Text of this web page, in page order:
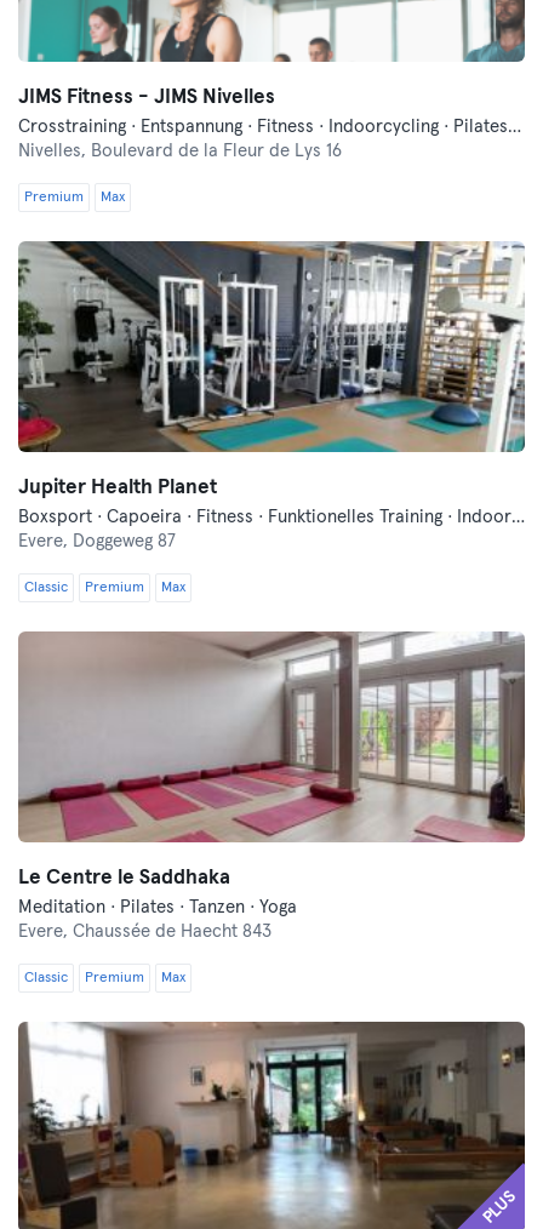
JIMS Fitness - JIMS Nivelles
Crosstraining · Entspannung · Fitness · Indoorcycling · Pilates · Tanzen
Nivelles, Boulevard de la Fleur de Lys 16
Premium Max
Jupiter Health Planet
Boxsport · Capoeira · Fitness · Funktionelles Training · Indoorcycling · Pilates · Qi Gong und Tai Chi · Yoga
Evere, Doggeweg 87
Classic Premium Max
Le Centre le Saddhaka
Meditation · Pilates · Tanzen · Yoga
Evere, Chaussée de Haecht 843
Classic Premium Max
PLUS